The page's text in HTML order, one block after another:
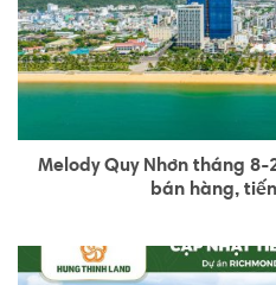
Melody Quy Nhơn tháng
bán hàng,